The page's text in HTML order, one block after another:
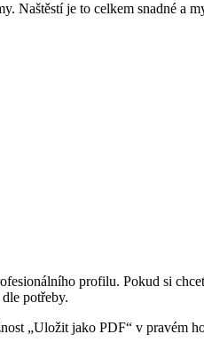
Naštěstí je to celkem snadné a
profilu. Pokud si
potřeby.
„Uložit jako PDF“ v pravém